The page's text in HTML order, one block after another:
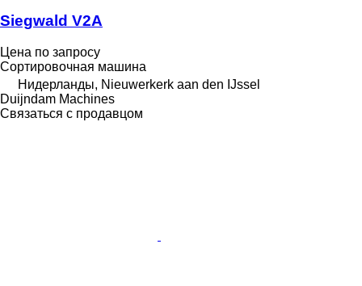
Siegwald V2A
Цена по запросу
Сортировочная машина
Нидерланды, Nieuwerkerk aan den IJssel
Duijndam Machines
Связаться с продавцом